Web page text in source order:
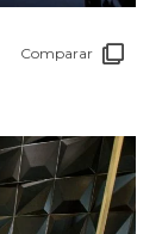
Comparar